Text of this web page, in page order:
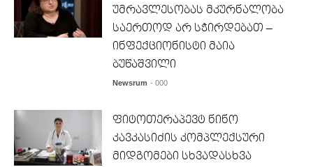
უმრავლესობას მკურნალობა
საერთოდ არ სჭირდებათ –
ინფექციონისტი მაია
ბუწაშვილი
Newsrum - 000
ფიტოთერაპევტ ნინო
კავკასიძის კომპლექსური
მიდგომები სხვადასხვა